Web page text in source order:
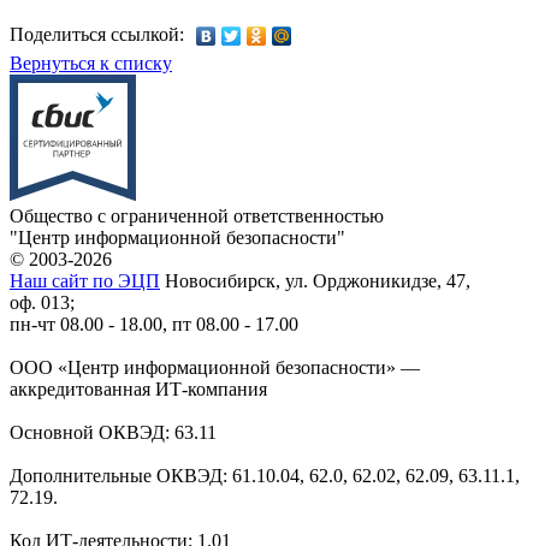
Поделиться ссылкой:
Вернуться к списку
Общество с ограниченной ответственностью
"Центр информационной безопасности"
© 2003-2026
Наш сайт по ЭЦП Новосибирск, ул. Орджоникидзе, 47,
оф. 013;
пн-чт 08.00 - 18.00, пт 08.00 - 17.00
ООО «Центр информационной безопасности» —
аккредитованная ИТ-компания
Основной ОКВЭД: 63.11
Дополнительные ОКВЭД: 61.10.04, 62.0, 62.02, 62.09, 63.11.1,
72.19.
Код ИТ-деятельности: 1.01